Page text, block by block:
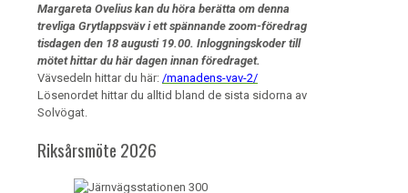
Margareta Ovelius kan du höra berätta om denna
trevliga Grytlappsväv i ett spännande zoom-föredrag
tisdagen den 18 augusti 19.00. Inloggningskoder till
mötet hittar du här dagen innan föredraget.
Vävsedeln hittar du här: /manadens-vav-2/
Lösenordet hittar du alltid bland de sista sidorna av
Solvögat.
Riksårsmöte 2026